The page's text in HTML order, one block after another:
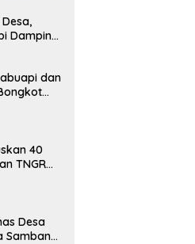
Dampingi
dan
40
TNGR
Desa
Sambangi